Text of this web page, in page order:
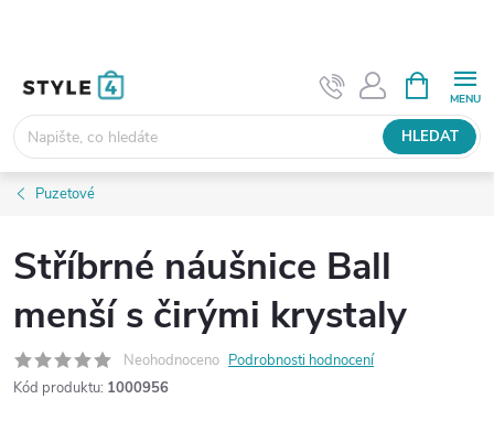
HLEDAT
NÁKUPNÍ
KOŠÍK
Puzetové
Stříbrné náušnice Ball
menší s čirými krystaly
Neohodnoceno Podrobnosti hodnocení
Kód produktu: 1000956